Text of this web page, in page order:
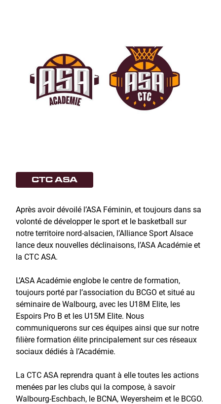
CTC ASA
Après avoir dévoilé l’ASA Féminin, et toujours dans sa
volonté de développer le sport et le basketball sur
notre territoire nord-alsacien, l’Alliance Sport Alsace
lance deux nouvelles déclinaisons, l’ASA Académie et
la CTC ASA.
L’ASA Académie englobe le centre de formation,
toujours porté par l’association du BCGO et situé au
séminaire de Walbourg, avec les U18M Elite, les
Espoirs Pro B et les U15M Elite. Nous
communiquerons sur ces équipes ainsi que sur notre
filière formation élite principalement sur ces réseaux
sociaux dédiés à l’Académie.
La CTC ASA reprendra quant à elle toutes les actions
menées par les clubs qui la compose, à savoir
Walbourg-Eschbach, le BCNA, Weyersheim et le BCGO.